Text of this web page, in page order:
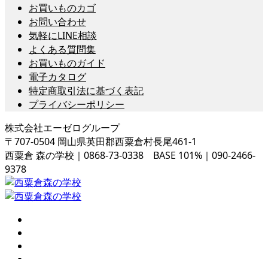
お買いものカゴ
お問い合わせ
気軽にLINE相談
よくある質問集
お買いものガイド
電子カタログ
特定商取引法に基づく表記
プライバシーポリシー
株式会社エーゼログループ
〒707-0504 岡山県英田郡西粟倉村長尾461-1
西粟倉 森の学校｜0868-73-0338 BASE 101%｜090-2466-
9378